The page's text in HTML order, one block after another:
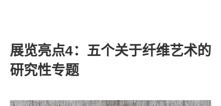
展览亮点4：五个关于纤维艺术的
研究性专题